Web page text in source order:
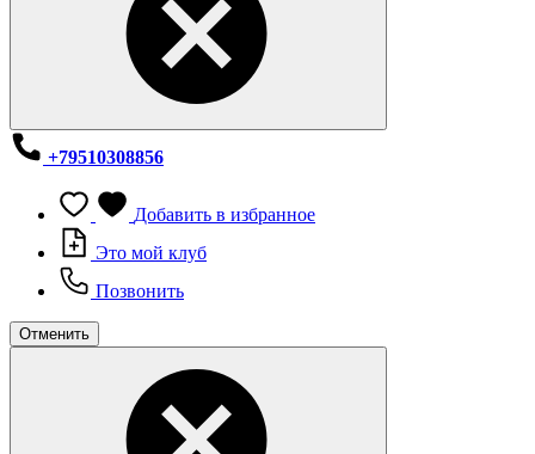
+79510308856
Добавить в избранное
Это мой клуб
Позвонить
Отменить